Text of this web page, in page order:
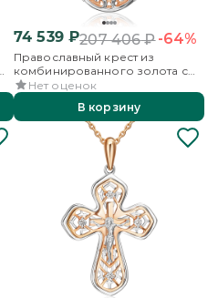
74 539₽207 406₽-64%
Православный крест из
комбинированного золота с
фианитами
Нет оценок
В корзину